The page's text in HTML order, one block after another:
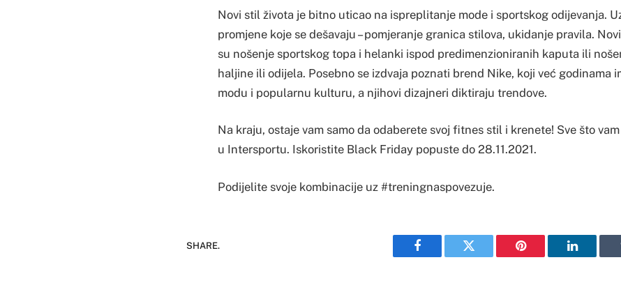
Novi stil života je bitno uticao na ispreplitanje mode i sportskog odijevanja.
promjene koje se dešavaju – pomjeranje granica stilova, ukidanje pravila.
su nošenje sportskog topa i helanki ispod predimenzioniranih kaputa ili
haljine ili odijela. Posebno se izdvaja poznati brend Nike, koji već godinama
modu i popularnu kulturu, a njihovi dizajneri diktiraju trendove.
Na kraju, ostaje vam samo da odaberete svoj fitnes stil i krenete! Sve što
u Intersportu. Iskoristite Black Friday popuste do 28.11.2021.
Podijelite svoje kombinacije uz #treningnaspovezuje.
SHARE.
Facebook Twitter Pinterest LinkedIn